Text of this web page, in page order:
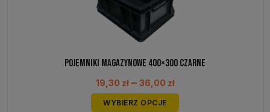
Pojemniki magazynowe 400×300 CZARNE
19,30 zł – 36,00 złZakres
cen:
od
WYBIERZ OPCJE